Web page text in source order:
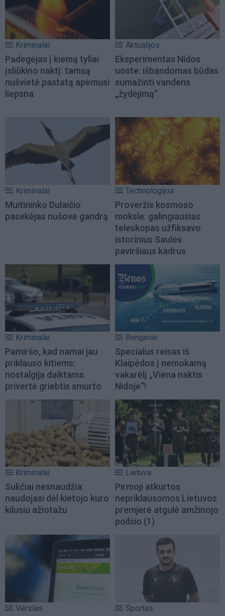
Kriminalai
Padegėjas į kiemą tyliai
įsliūkino naktį: tamsą
nušvietė pastatą apėmusi
liepsna
Aktualijos
Eksperimentas Nidos
uoste: išbandomas būdas
sumažinti vandens
„žydėjimą“
Kriminalai
Muitininko Dulaičio
pasekėjas nušovė gandrą
Technologijos
Proveržis kosmoso
moksle: galingiausias
teleskopas užfiksavo
istorinius Saulės
paviršiaus kadrus
Kriminalai
Pamiršo, kad namai jau
priklauso kitiems:
nostalgija daiktams
privertė griebtis smurto
Renginiai
Specialus reisas iš
Klaipėdos į nemokamą
vakarėlį „Viena naktis
Nidoje“!
Kriminalai
Sukčiai nesnaudžia:
naudojasi dėl kietojo kuro
kilusiu ažiotažu
Lietuva
Pirmoji atkurtos
nepriklausomos Lietuvos
premjerė atgulė amžinojo
poilsio (1)
Verslas Sportas